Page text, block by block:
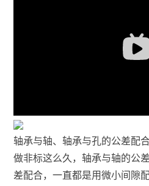
轴承与轴、轴承与孔的公差配
做非标这么久，轴承与轴的公
差配合，一直都是用微小间隙